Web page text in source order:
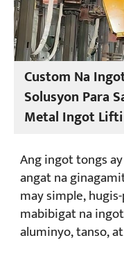
Custom Na
Solusyon Para
Metal Ingot
Ang ingot tongs
angat na
may simple,
mabibigat na
aluminyo, tanso,